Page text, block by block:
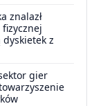
znalazł
z
gier